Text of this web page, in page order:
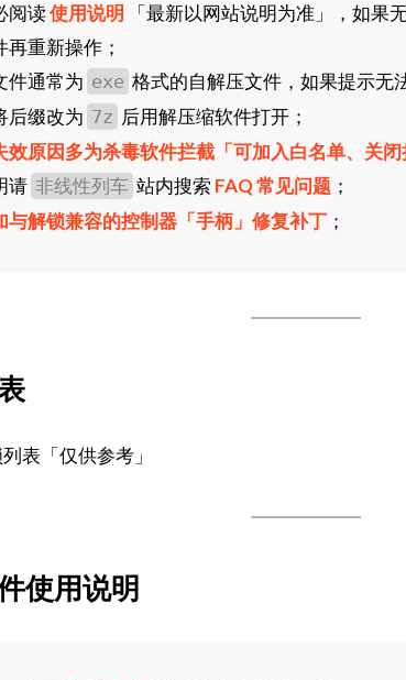
阅读使用说明
「最新以网站说明为准」，如果
再重新操作；
件通常为 exe 格式的自解压文件，如果提示无
后缀改为 7z 后用解压缩软件打开；
效原因多为杀毒软件拦截「可加入白名单、关
请 非线性列车 站内搜索 FAQ 常见问题；
与解锁兼容的控制器「手柄」修复补丁；
表「仅供参考」
使用说明